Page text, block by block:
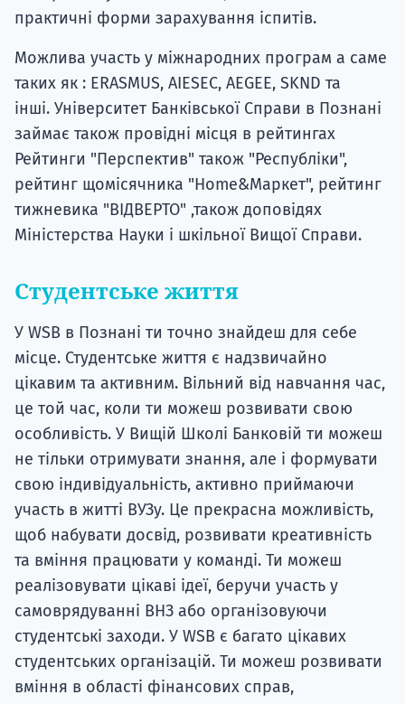
практичні форми зарахування іспитів.
Можлива участь у міжнародних програм а саме
таких як : ERASMUS, AIESEC, AEGEE, SKND та
інші. Університет Банківської Справи в Познані
займає також провідні місця в рейтингах
Рейтинги "Перспектив" також "Республіки",
рейтинг щомісячника "Home&Маркет", рейтинг
тижневика "ВІДВЕРТО" ,також доповідях
Міністерства Науки і шкільної Вищої Справи.
Студентське життя
У WSB в Познані ти точно знайдеш для себе
місце. Студентське життя є надзвичайно
цікавим та активним. Вільний від навчання час,
це той час, коли ти можеш розвивати свою
особливість. У Вищій Школі Банковій ти можеш
не тільки отримувати знання, але і формувати
свою індивідуальність, активно приймаючи
участь в житті ВУЗу. Це прекрасна можливість,
щоб набувати досвід, розвивати креативність
та вміння працювати у команді. Ти можеш
реалізовувати цікаві ідеї, беручи участь у
самоврядуванні ВНЗ або організовуючи
студентські заходи. У WSB є багато цікавих
студентських організацій. Ти можеш розвивати
вміння в області фінансових справ,